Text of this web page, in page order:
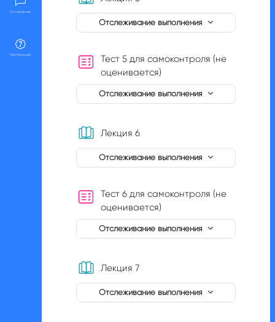
Сообщения
Инструкции
Отслеживание выполнения
Тест 5 для самоконтроля (не
оценивается)
Отслеживание выполнения
Лекция 6Книга
Отслеживание выполнения
Тест 6 для самоконтроля (не
оценивается)
Отслеживание выполнения
Лекция 7Книга
Отслеживание выполнения